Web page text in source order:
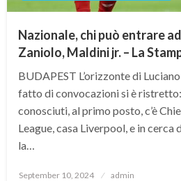
Nazionale, chi può entrare
Zaniolo, Maldini jr. – La
BUDAPEST L’orizzonte di
fatto di convocazioni si è
conosciuti, al primo posto, c’è
League, casa Liverpool, e in cerca
la…
Posted
September 10, 2024 admin